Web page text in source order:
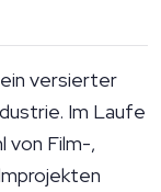
ein versierter
Im Laufe
von Film-,